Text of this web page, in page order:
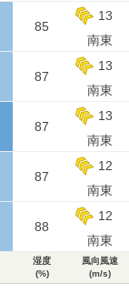
85
13
南東
87
13
南東
87
13
南東
87
12
南東
88
12
南東
湿度
(%)
風向風速
(m/s)